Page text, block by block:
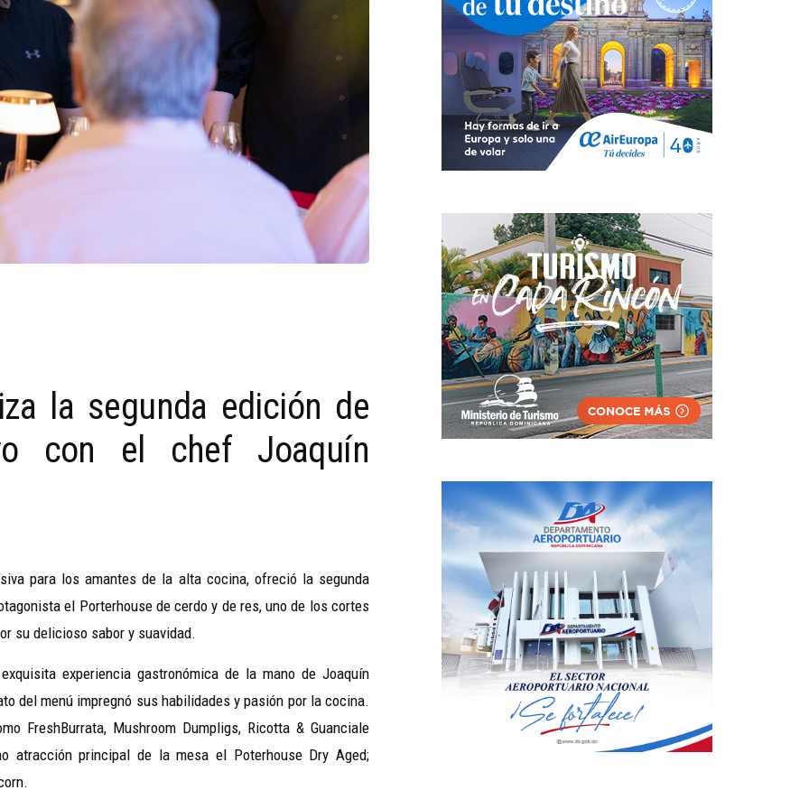
la segunda edición de
con el chef Joaquín
para los amantes de la alta cocina, ofreció la segunda
el Porterhouse de cerdo y de res, uno de los cortes
su delicioso sabor y suavidad.
experiencia gastronómica de la mano de Joaquín
del menú impregnó sus habilidades y pasión por la cocina.
FreshBurrata, Mushroom Dumpligs, Ricotta & Guanciale
atracción principal de la mesa el Poterhouse Dry Aged;